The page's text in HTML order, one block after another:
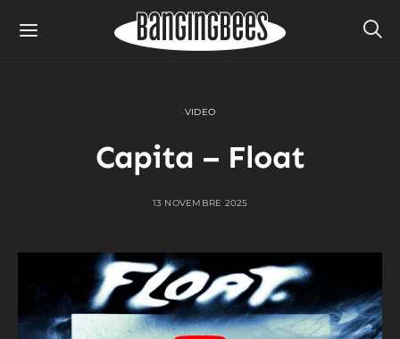
VIDEO
Capita – Float
13 NOVEMBRE 2025